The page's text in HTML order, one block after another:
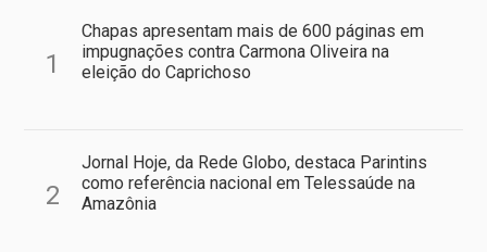
1
Chapas apresentam mais de 600 páginas em
impugnações contra Carmona Oliveira na
eleição do Caprichoso
2
Jornal Hoje, da Rede Globo, destaca Parintins
como referência nacional em Telessaúde na
Amazônia